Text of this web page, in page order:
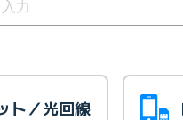
ト／光回線